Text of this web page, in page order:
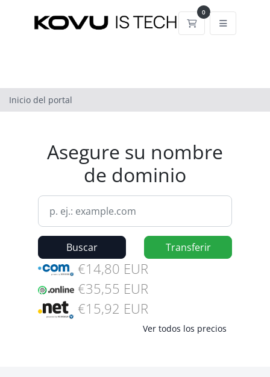
0
Carrito
Inicio del portal
Asegure su nombre
de dominio
Buscar Transferir
€14,80 EUR
€35,55 EUR
€15,92 EUR
Ver todos los precios